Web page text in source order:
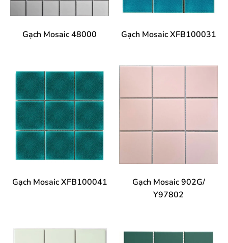
Gạch Mosaic 48000 Gạch Mosaic XFB100031
Gạch Mosaic XFB100041
Gạch Mosaic 902G/
Y97802